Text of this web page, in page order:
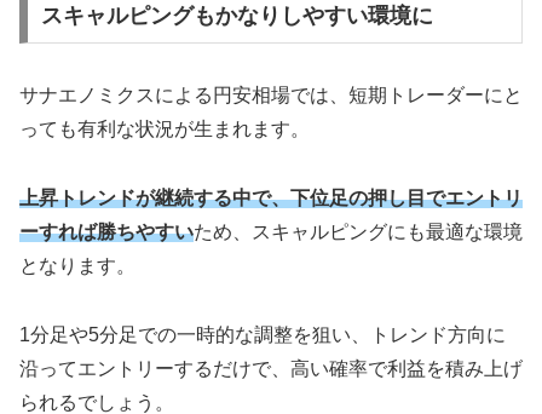
スキャルピングもかなりしやすい環境に
サナエノミクスによる円安相場では、短期トレーダーにと
っても有利な状況が生まれます。
上昇トレンドが継続する中で、下位足の押し目でエントリ
ーすれば勝ちやすいため、スキャルピングにも最適な環境
となります。
1分足や5分足での一時的な調整を狙い、トレンド方向に
沿ってエントリーするだけで、高い確率で利益を積み上げ
られるでしょう。